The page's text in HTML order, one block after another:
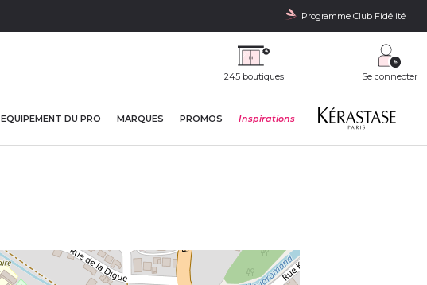
Programme Club Fidélité
245 boutiques Se connecter
EQUIPEMENT DU PRO MARQUES PROMOS Inspirations